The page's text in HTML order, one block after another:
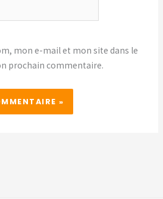
mon e-mail et mon site dans le
prochain commentaire.